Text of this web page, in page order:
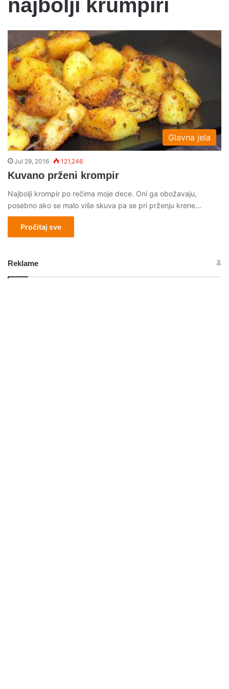
najbolji krumpiri
Glavna jela
Jul 29, 2016 121,246
Kuvano prženi krompir
Najbolji krompir po rečima moje dece. Oni ga obožavaju,
posebno ako se malo više skuva pa se pri prženju krene…
Pročitaj sve
Reklame